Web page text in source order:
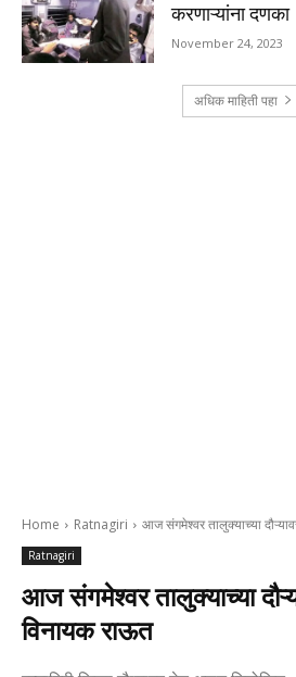
करणाऱ्यांना दणका
November 24, 2023
अधिक माहिती पहा